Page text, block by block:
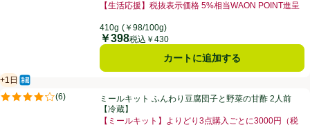
【生活応援】税抜表示価格 5%相当WAON POINT進呈
410g (￥98/100g)
価格
￥398税込￥430
カートに追加する
ミールキット ふんわり豆腐団子と野菜の甘酢 2人前【冷蔵】
+1日
賞味・消費期限保証：1日
冷蔵食品
(6)
評価は6件のレビューで5点中4.2点。ミールキット ふんわり豆腐団子と野菜の甘酢 2人前
【冷蔵】
【ミールキット】よりどり3点購入ごとに3000円（税